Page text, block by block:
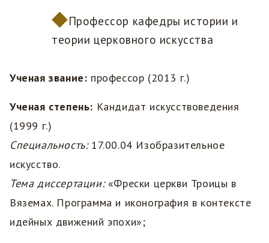
Профессор кафедры истории и
теории церковного искусства
Ученая звание: профессор (2013 г.)
Ученая степень: Кандидат искусствоведения
(1999 г.)
Специальность:17.00.04 Изобразительное
искусство.
Тема диссертации:«Фрески церкви Троицы в
Вяземах. Программа и иконография в контексте
идейных движений эпохи»;